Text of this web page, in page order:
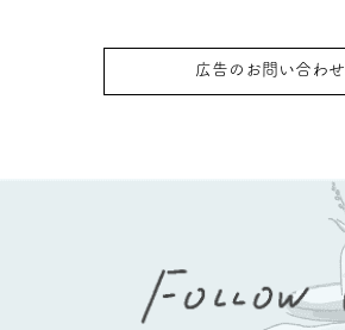
広告のお問い合わせ